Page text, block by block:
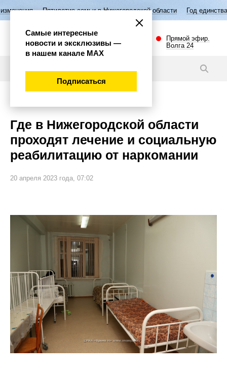
семьи в Нижегородской области Год единства народов России
Прямой эфир.
Волга 24
Где в Нижегородской области
проходят лечение и социальную
реабилитацию от наркомании
20 апреля 2023 года, 07:02
Самые интересные
новости и эксклюзивы —
в нашем канале МАХ
Подписаться